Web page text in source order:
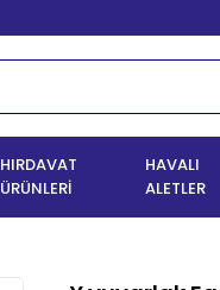
HIRDAVAT
ÜRÜNLERİ
HAVALI
ALETLER